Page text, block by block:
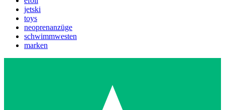
jetski
toys
neoprenanzüge
schwimmwesten
marken